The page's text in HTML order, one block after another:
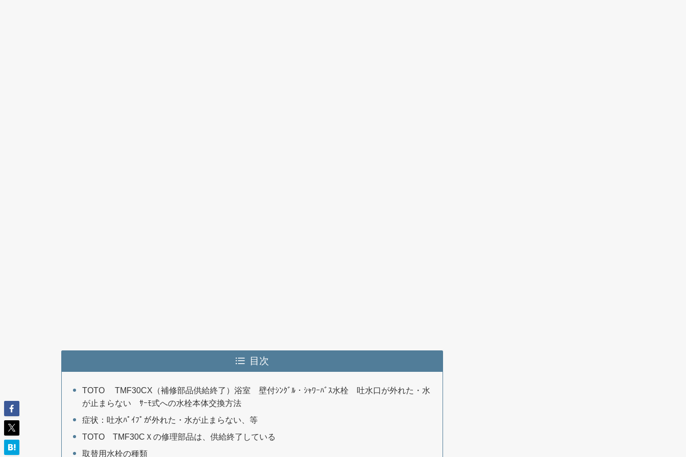
目次
TOTO TMF30CX（補修部品供給終了）浴室 壁付ｼﾝｸﾞﾙ・ｼｬﾜｰﾊﾞｽ水栓 吐水口が外れた・水
が止まらない ｻｰﾓ式への水栓本体交換方法
症状：吐水ﾊﾟｲﾌﾟが外れた・水が止まらない、等
TOTO TMF30CＸの修理部品は、供給終了している
取替用水栓の種類